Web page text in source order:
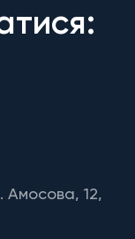
Амосова, 12,